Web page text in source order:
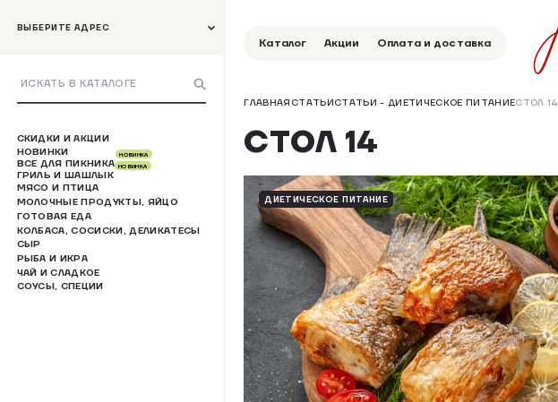
ВЫБЕРИТЕ АДРЕС
СКИДКИ И АКЦИИ
НОВИНКИ
ВСЕ ДЛЯ ПИКНИКА
НОВИНКА
ГРИЛЬ И ШАШЛЫК
НОВИНКА
МЯСО И ПТИЦА
МОЛОЧНЫЕ ПРОДУКТЫ, ЯЙЦО
ГОТОВАЯ ЕДА
КОЛБАСА, СОСИСКИ, ДЕЛИКАТЕСЫ
СЫР
РЫБА И ИКРА
ЧАЙ И СЛАДКОЕ
СОУСЫ, СПЕЦИИ
Каталог Акции Оплата и доставка
ГЛАВНАЯСТАТЬИСТАТЬИ - ДИЕТИЧЕСКОЕ ПИТАНИЕСТОЛ 14
СТОЛ 14
ДИЕТИЧЕСКОЕ ПИТАНИЕ